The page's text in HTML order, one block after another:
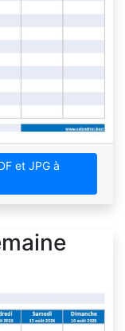
et JPG à